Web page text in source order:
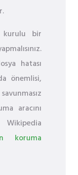
kurulu bir
hatası
önemlisi,
aracını
koruma